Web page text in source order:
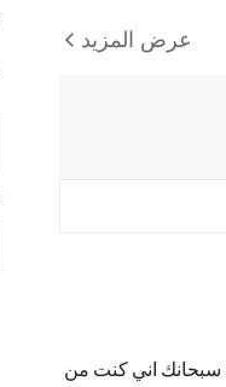
عرض المزيد
سبحانك اني كنت من